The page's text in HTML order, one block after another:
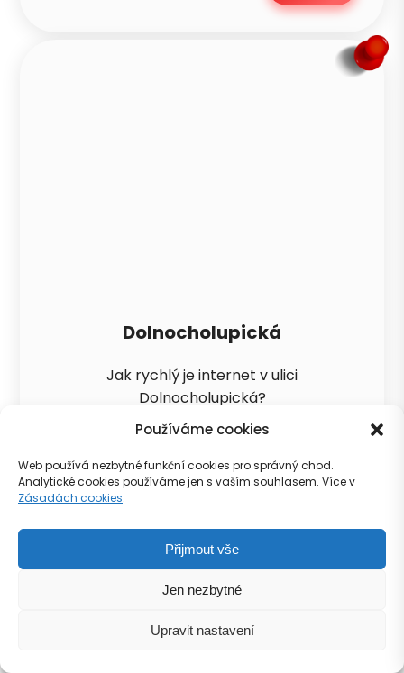
Používáme cookies
Web používá nezbytné funkční cookies pro správný chod.
Analytické cookies používáme jen s vaším souhlasem. Více v
Zásadách cookies.
Přijmout vše
Jen nezbytné
Upravit nastavení
Dolnocholupická
Jak rychlý je internet v ulici
Dolnocholupická?